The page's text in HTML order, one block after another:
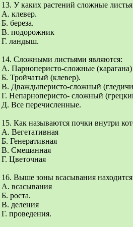
13. У каких растений сложные
А. клевер.
Б. береза.
В. подорожник
Г. ландыш.
14. Сложными листьями являются:
А. Парноперисто-сложные (карагана)
Б. Тройчатый (клевер).
В. Дваждыперисто-сложный
Г. Непарноперисто- сложный
Д. Все перечисленные.
15. Как называются почки внутри
А. Вегетативная
Б. Генеративная
В. Смешанная
Г. Цветочная
16. Выше зоны всасывания находится
А. всасывания
Б. роста.
В. деления
Г. проведения.